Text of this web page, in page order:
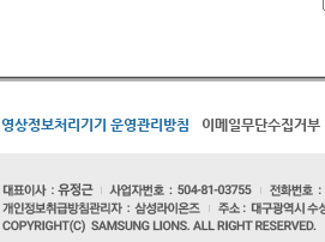
영상정보처리기기 운영관리방침 이메일무단수집거부